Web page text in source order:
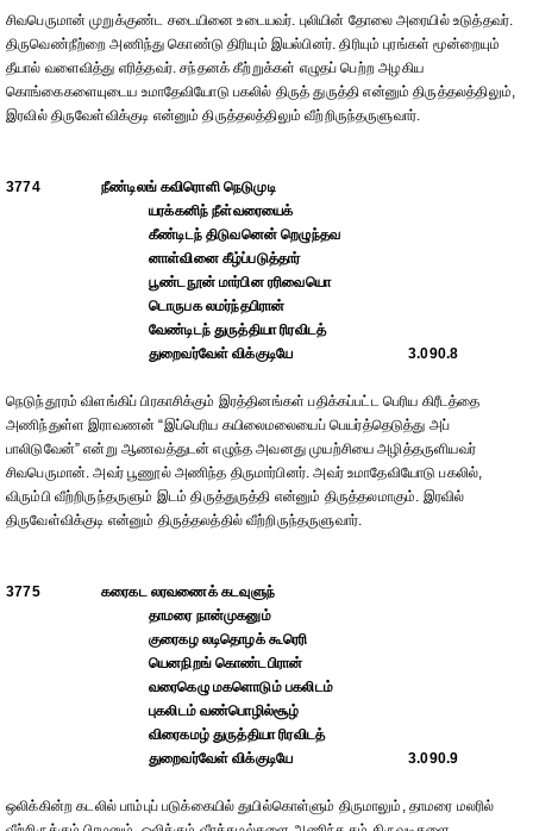
சிவபெருமான் முறுக்குண்ட சடையினை உடையவர். புலியின் தோலை அரையில் உடுத்தவர்.
திருவெண்நீற்றை அணிந்து கொண்டு திரியும் இயல்பினர். திரியும் புரங்கள் மூன்றையும்
தீயால் வளைவித்து எரித்தவர். சந்தனக் கீற்றுக்கள் எழுதப் பெற்ற அழகிய
கொங்கைகளையுடைய உமாதேவியோடு பகலில் திருத் துருத்தி என்னும் திருத்தலத்திலும்,
இரவில் திருவேள்விக்குடி என்னும் திருத்தலத்திலும் வீற்றிருந்தருளுவார்.
3774
நீண்டிலங் கவிரொளி நெடுமுடி
யரக்கனிந் நீள்வரையைக்
கீண்டிடந் திடுவனென் றெழுந்தவ
னாள்வினை கீழ்ப்படுத்தார்
பூண்டநூன் மார்பின ரரிவையொ
டொருபக லமர்ந்தபிரான்
வேண்டிடந் துருத்தியா ரிரவிடத்
துறைவர்வேள் விக்குடியே
3.090.8
நெடுந்தூரம் விளங்கிப் பிரகாசிக்கும் இரத்தினங்கள் பதிக்கப்பட்ட பெரிய கிரீடத்தை
அணிந்துள்ள இராவணன் “இப்பெரிய கயிலைமலையைப் பெயர்த்தெடுத்து அப்
பாலிடுவேன்” என்று ஆணவத்துடன் எழுந்த அவனது முயற்சியை அழித்தருளியவர்
சிவபெருமான். அவர் பூணூல் அணிந்த திருமார்பினர். அவர் உமாதேவியோடு பகலில்,
விரும்பி வீற்றிருந்தருளும் இடம் திருத்துருத்தி என்னும் திருத்தலமாகும். இரவில்
திருவேள்விக்குடி என்னும் திருத்தலத்தில் வீற்றிருந்தருளுவார்.
3775
கரைகட லரவணைக் கடவுளுந்
தாமரை நான்முகனும்
குரைகழ லடிதொழக் கூரெரி
யெனநிறங் கொண்டபிரான்
வரைகெழு மகளொடும் பகலிடம்
புகலிடம் வண்பொழில்சூழ்
விரைகமழ் துருத்தியா ரிரவிடத்
துறைவர்வேள் விக்குடியே
3.090.9
ஒலிக்கின்ற கடலில் பாம்புப் படுக்கையில் துயில்கொள்ளும் திருமாலும், தாமரை மலரில்